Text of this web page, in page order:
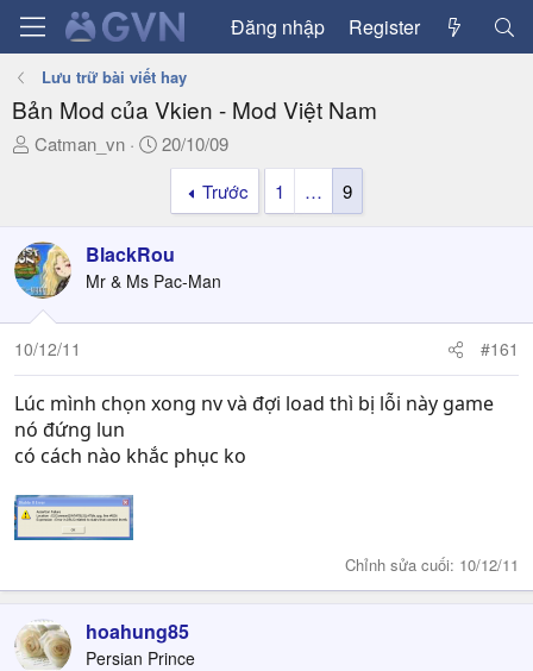
Đăng nhập Register
Lưu trữ bài viết hay
Bản Mod của Vkien - Mod Việt Nam
T
a
d
s
t
a
e
r
Catman_vn
N
ử
20/10/09
Trước
1 … 9
BlackRou
Mr & Ms Pac-Man
10/12/11 #161
Lúc mình chọn xong nv và đợi load thì bị lỗi này game
nó đứng lun
có cách nào khắc phục ko
Chỉnh sửa cuối: 10/12/11
hoahung85
Persian Prince